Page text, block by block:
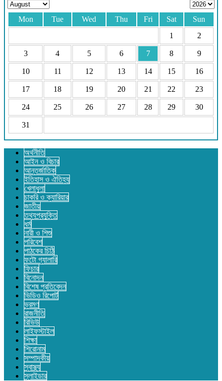
Mon Tue Wed Thu Fri Sat
Sun
1
2
3 4 5 6 7 8 9
10 11 12 13 14 15 16
17 18 19 20 21 22 23
24 25 26 27 28 29 30
31
অর্থনীতি
আইন ও বিচার
আন্তর্জাতিক
ইতিহাস ও ঐতিহ্য
খেলাধুলা
চাকরি ও ক্যারিয়ার
জাতীয়
তথ্যপ্রযুক্তি
ধর্ম
নারী ও শিশু
পরিবেশ
পাঠকের চিঠি
ফটো গ্যালারি
ফিচার
বিনোদন
বিশেষ প্রতিবেদন
ভিডিও রিপোর্ট
ভ্রমণ
রাজনীতি
রিভিউ
লাইফস্টাইল
শিক্ষা
শিরোনাম
সম্পাদকীয়
স্বাস্থ্য
স্লাইডার